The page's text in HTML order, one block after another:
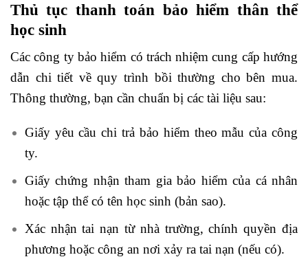
Thủ tục thanh toán bảo hiểm thân thể
học sinh
Các công ty bảo hiểm có trách nhiệm cung cấp hướng
dẫn chi tiết về quy trình bồi thường cho bên mua.
Thông thường, bạn cần chuẩn bị các tài liệu sau:
Giấy yêu cầu chi trả bảo hiểm theo mẫu của công
ty.
Giấy chứng nhận tham gia bảo hiểm của cá nhân
hoặc tập thể có tên học sinh (bản sao).
Xác nhận tai nạn từ nhà trường, chính quyền địa
phương hoặc công an nơi xảy ra tai nạn (nếu có).